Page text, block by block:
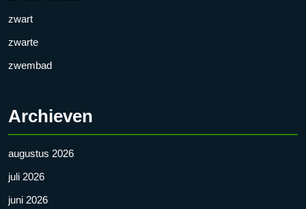
zwart
zwarte
zwembad
Archieven
augustus 2026
juli 2026
juni 2026